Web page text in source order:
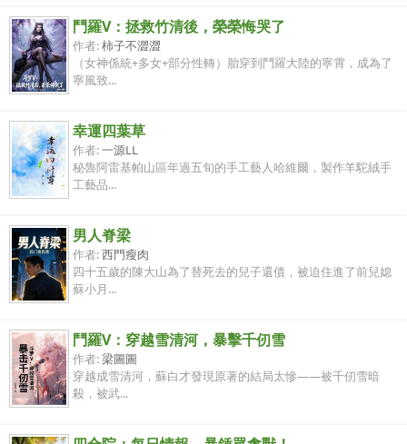
鬥羅V：拯救竹清後，榮榮悔哭了
作者:柿子不澀澀
（女神係統+多女+部分性轉）胎穿到鬥羅大陸的寧霄，成為了
寧風致...
幸運四葉草
作者:一源LL
秘魯阿雷基帕山區年過五旬的手工藝人哈維爾，製作羊駝絨手
工藝品...
男人脊梁
作者:西門瘦肉
四十五歲的陳大山為了替死去的兒子還債，被迫住進了前兒媳
蘇小月...
鬥羅V：穿越雪清河，暴擊千仞雪
作者:梁圖圖
穿越成雪清河，蘇白才發現原著的結局太慘——被千仞雪暗
殺，被武...